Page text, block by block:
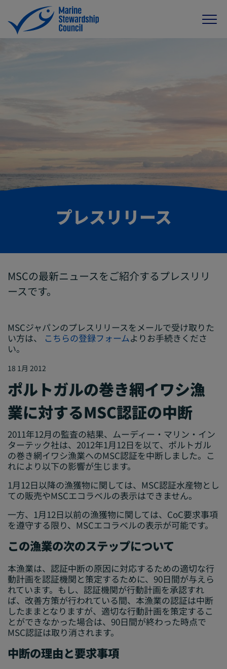
プレスリリース
MSCの最新ニュースをご紹介するプレスリリ
ースです。
MSCジャパンのプレスリリースをメールで受け取りた
い方は、
こちらの登録フォームよりお手続きくださ
い。
18 1月 2012
ポルトガルの巻き網イワシ漁
業に対するMSC認証の中断
2011年12月の監査の結果、ムーディー・マリン・イン
ターテック社は、2012年1月12日を以て、ポルトガル
の巻き網イワシ漁業へのMSC認証を中断しました。こ
れにより以下の影響が生じます。
1月12日以降の漁獲物に関しては、MSC認証水産物とし
ての販売やMSCエコラベルの表示はできません。
一方、1月12日以前の漁獲物に関しては、CoC要求事項
を遵守する限り、MSCエコラベルの表示が可能です。
この漁業の次のステップについて
本漁業は、認証中断の原因に対応するための適切な行
動計画を認証機関と策定するために、90日間が与えら
れています。もし、認証機関が行動計画を承認すれ
ば、改善方策が行われている間、本漁業の認証は中断
したままとなりますが、適切な行動計画を策定するこ
とができなかった場合は、90日間が終わった時点で
MSC認証は取り消されます。
中断の理由と要求事項